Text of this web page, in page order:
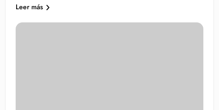
Leer más